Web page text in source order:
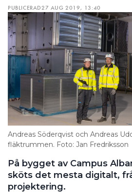
PUBLICERAD27 AUG 2019, 13:40
Andreas Söderqvist och Andreas
fläktrummen. Foto: Jan Fredriksson
På bygget av Campus
sköts det mesta digitalt,
projektering.